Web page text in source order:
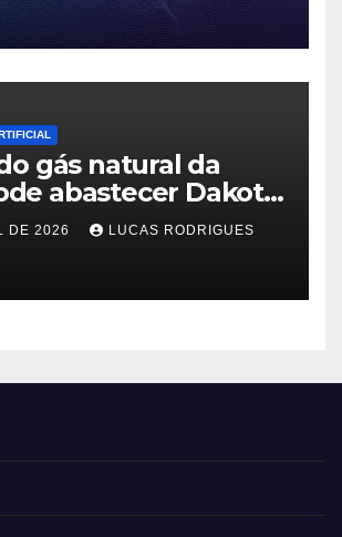
gás natural da
abastecer Dakota
DE 2026 LUCAS RODRIGUES